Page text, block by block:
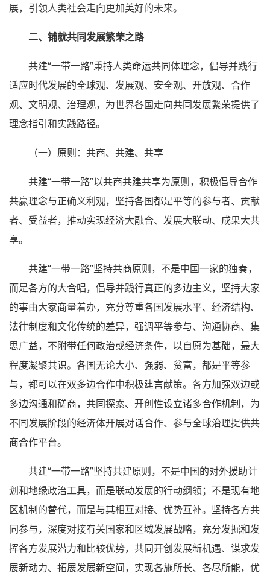
展，引领人类社会走向更加美好的未来。
二、铺就共同发展繁荣之路
共建“一带一路”秉持人类命运共同体理念，倡导并践行
适应时代发展的全球观、发展观、安全观、开放观、合作
观、文明观、治理观，为世界各国走向共同发展繁荣提供了
理念指引和实践路径。
（一）原则：共商、共建、共享
共建“一带一路”以共商共建共享为原则，积极倡导合作
共赢理念与正确义利观，坚持各国都是平等的参与者、贡献
者、受益者，推动实现经济大融合、发展大联动、成果大共
享。
共建“一带一路”坚持共商原则，不是中国一家的独奏，
而是各方的大合唱，倡导并践行真正的多边主义，坚持大家
的事由大家商量着办，充分尊重各国发展水平、经济结构、
法律制度和文化传统的差异，强调平等参与、沟通协商、集
思广益，不附带任何政治或经济条件，以自愿为基础，最大
程度凝聚共识。各国无论大小、强弱、贫富，都是平等参
与，都可以在双多边合作中积极建言献策。各方加强双边或
多边沟通和磋商，共同探索、开创性设立诸多合作机制，为
不同发展阶段的经济体开展对话合作、参与全球治理提供共
商合作平台。
共建“一带一路”坚持共建原则，不是中国的对外援助计
划和地缘政治工具，而是联动发展的行动纲领；不是现有地
区机制的替代，而是与其相互对接、优势互补。坚持各方共
同参与，深度对接有关国家和区域发展战略，充分发掘和发
挥各方发展潜力和比较优势，共同开创发展新机遇、谋求发
展新动力、拓展发展新空间，实现各施所长、各尽所能，优